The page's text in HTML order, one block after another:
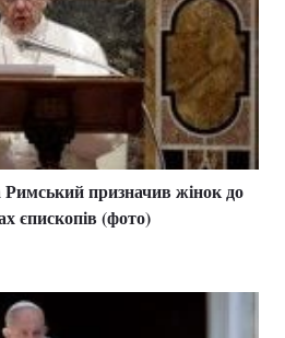
Римський призначив жінок до
єпископів (фото)